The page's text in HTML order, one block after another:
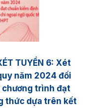
TUYỂN 6: Xét
năm 2024 đối
trình đạt
thức dựa trên kết